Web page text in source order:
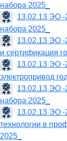
набора 2025_
13.02.13 ЭО -
набора 2025_
13.02.13 ЭО -
и сертификация
13.02.13 ЭО
электропривод
13.02.13 ЭО
набора 2025_
13.02.13 ЭО
технологии в
2025_